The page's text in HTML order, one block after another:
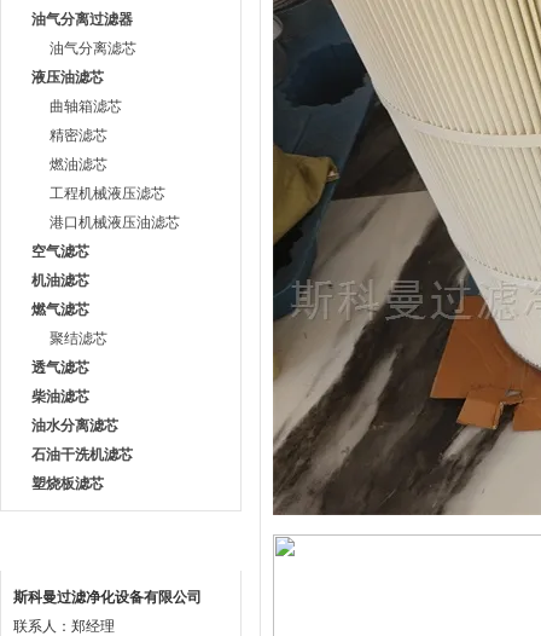
油气分离过滤器
油气分离滤芯
液压油滤芯
曲轴箱滤芯
精密滤芯
燃油滤芯
工程机械液压滤芯
港口机械液压油滤芯
空气滤芯
机油滤芯
燃气滤芯
聚结滤芯
透气滤芯
柴油滤芯
油水分离滤芯
石油干洗机滤芯
塑烧板滤芯
斯科曼过滤净化设备有限公司
联系人：郑经理